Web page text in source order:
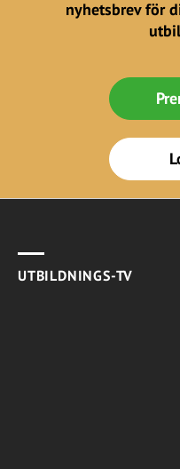
nyhetsbrev för
UTBILDNINGS-TV